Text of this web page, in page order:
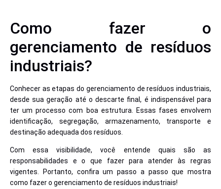
Como fazer o
gerenciamento de resíduos
industriais?
Conhecer as etapas do gerenciamento de resíduos industriais,
desde sua geração até o descarte final, é indispensável para
ter um processo com boa estrutura. Essas fases envolvem
identificação, segregação, armazenamento, transporte e
destinação adequada dos resíduos.
Com essa visibilidade, você entende quais são as
responsabilidades e o que fazer para atender às regras
vigentes. Portanto, confira um passo a passo que mostra
como fazer o gerenciamento de resíduos industriais!